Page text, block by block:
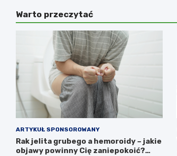
Warto przeczytać
ARTYKUŁ SPONSOROWANY
Rak jelita grubego a hemoroidy – jakie
objawy powinny Cię zaniepokoić?